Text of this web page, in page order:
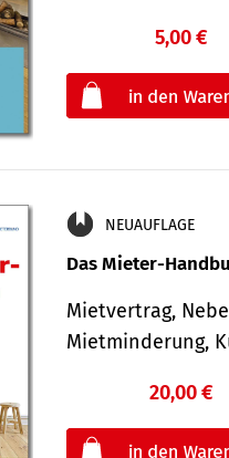
5,00 €
NEUAUFLAGE
Das Mieter-
Mietvertrag,
Mietminderung,
20,00 €